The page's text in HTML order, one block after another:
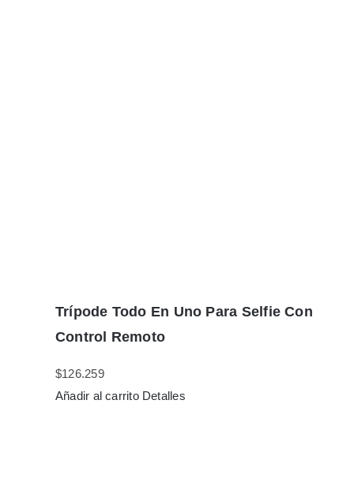
Trípode Todo En Uno Para Selfie Con
Control Remoto
$126.259
Añadir al carrito Detalles